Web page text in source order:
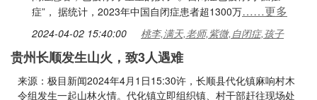
症”， 据统计，2023年中国自闭症患者超1300万……更多
2024-04-02 15:40:00 桃李,满天,老师,紫微,自闭症,孩子
贵州长顺发生山火，致3人遇难
来源：极目新闻2024年4月1日15:30许，长顺县代化镇麻响村木
令组发生一起山林火情。代化镇立即组织镇、村干部赶往现场处